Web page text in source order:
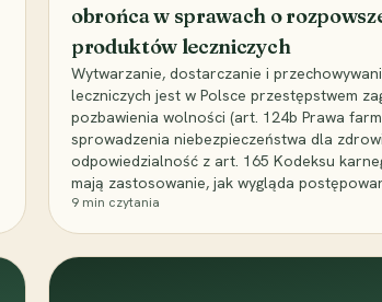
obrońca w sprawach o
produktów leczniczych
Wytwarzanie, dostarczanie i
leczniczych jest w Polsce przestępstwem
pozbawienia wolności (art. 124b Prawa
sprowadzenia niebezpieczeństwa dla
odpowiedzialność z art. 165 Kodeksu
mają zastosowanie, jak wygląda
9 min czytania